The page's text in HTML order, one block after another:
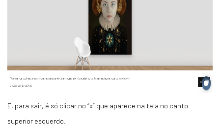
E, para sair, é só clicar no “x” que aparece na tela no canto
superior esquerdo.